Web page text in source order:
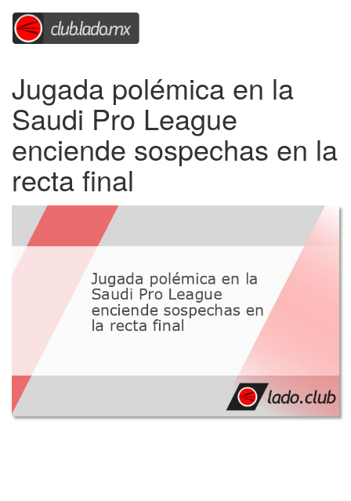
Jugada polémica en la
Saudi Pro League
enciende sospechas en la
recta final